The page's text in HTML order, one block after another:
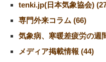
tenki.jp(日本気象協会)
専門外来コラム (66)
気象病、寒暖差疲労の週
メディア掲載情報 (44)